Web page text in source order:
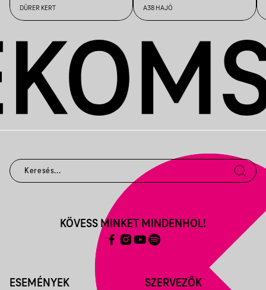
DÜRER KERT A38 HAJÓ
ESEMÉNYEK SZERVEZŐK
KÖVESS MINKET MINDENHOL!